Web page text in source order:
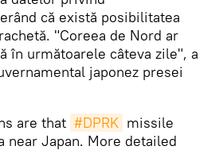
că există posibilitatea
"Coreea de Nord ar
în următoarele câteva zile", a
japonez presei
are that #DPRK missile
near Japan. More detailed